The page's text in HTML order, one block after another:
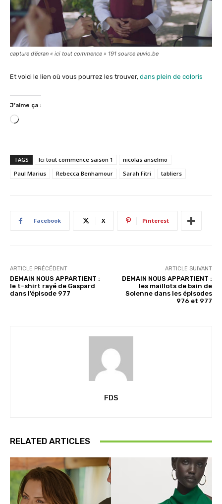
capture d’écran « ici tout commence » 191 source auvio.be
Et voici le lien où vous pourrez les trouver, dans plein de coloris
J’aime ça :
C
r
g
e
t
TAGS Ici tout commence saison 1
nicolas anselmo
Paul Marius
Rebecca Benhamour Sarah Fitri tabliers
Facebook X Pinterest
ARTICLE PRÉCÉDENT
DEMAIN NOUS APPARTIENT :
le t-shirt rayé de Gaspard
dans l’épisode 977
ARTICLE SUIVANT
DEMAIN NOUS APPARTIENT :
les maillots de bain de
Solenne dans les épisodes
976 et 977
FDS
RELATED ARTICLES